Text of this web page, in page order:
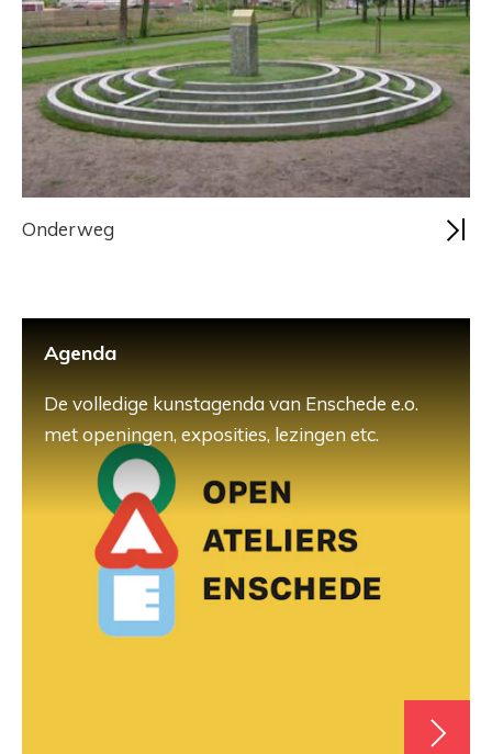
Onderweg
Agenda
De volledige kunstagenda van Enschede e.o.
met openingen, exposities, lezingen etc.